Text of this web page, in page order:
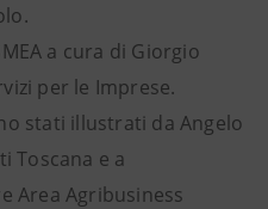
a cura di Giorgio
per le Imprese.
stati illustrati da Angelo
Toscana e a
Area Agribusiness